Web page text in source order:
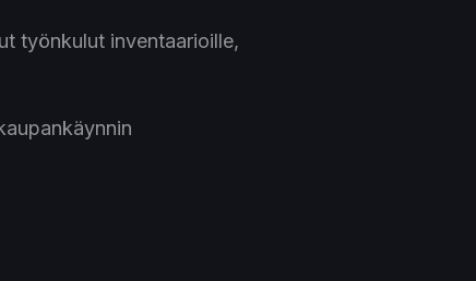
työnkulut inventaarioille,